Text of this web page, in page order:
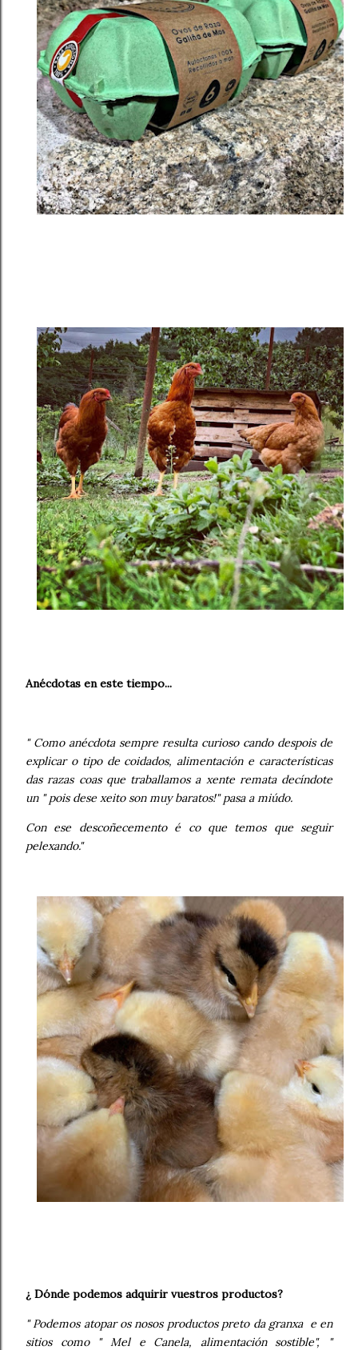
Anécdotas en este tiempo...
" Como anécdota sempre resulta curioso cando despois de
explicar o tipo de coidados, alimentación e características
das razas coas que traballamos a xente remata decíndote
un " pois dese xeito son muy baratos!" pasa a miúdo.
Con ese descoñecemento é co que temos que seguir
pelexando."
¿ Dónde podemos adquirir vuestros productos?
" Podemos atopar os nosos productos preto da granxa e en
sitios como " Mel e Canela, alimentación sostible", "